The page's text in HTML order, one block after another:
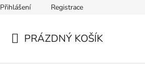
Přihlášení Registrace
PRÁZDNÝ KOŠÍK